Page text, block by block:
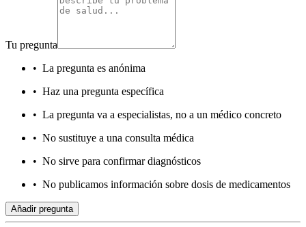
Tu pregunta
• La pregunta es anónima
• Haz una pregunta específica
• La pregunta va a especialistas, no a un médico concreto
• No sustituye a una consulta médica
• No sirve para confirmar diagnósticos
• No publicamos información sobre dosis de medicamentos
Añadir pregunta